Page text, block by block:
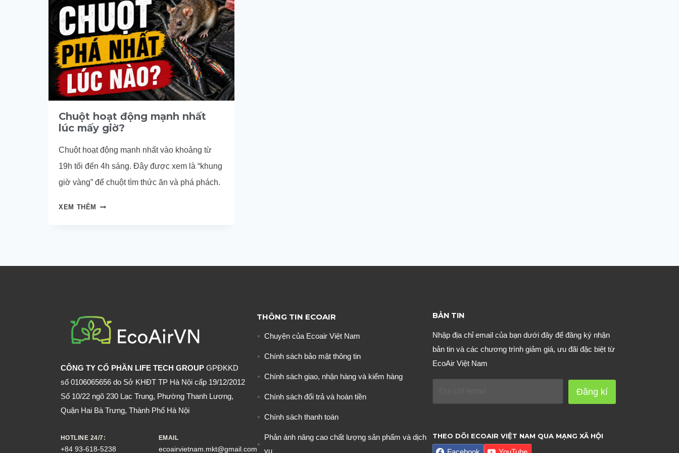
Chuột hoạt động mạnh nhất
lúc mấy giờ?
Chuột hoạt động mạnh nhất vào khoảng từ
19h tối đến 4h sáng. Đây được xem là “khung
giờ vàng” để chuột tìm thức ăn và phá phách.
XEM THÊM
CHUỘT
LÚC
CÔNG TY CỔ PHẦN LIFE TECH GROUP GPĐKKD
số 0106065656 do Sở KHĐT TP Hà Nội cấp 19/12/2012
Số 10/22 ngõ 230 Lạc Trung, Phường Thanh Lương,
Quận Hai Bà Trưng, Thành Phố Hà Nội
HOTLINE 24/7:
+84 93-618-5238
EMAIL
ecoairvietnam.mkt@gmail.com
THÔNG TIN ECOAIR
Chuyện của Ecoair Việt Nam
Chính sách bảo mật thông tin
Chính sách giao, nhận hàng và kiểm hàng
Chính sách đổi trả và hoàn tiền
Chính sách thanh toán
Phản ánh nâng cao chất lượng sản phẩm và dịch
vụ
BẢN TIN
Nhập địa chỉ email của bạn dưới đây để đăng ký nhận
bản tin và các chương trình giảm giá, ưu đãi đặc biệt từ
EcoAir Việt Nam
Đăng kí
THEO DÕI ECOAIR VIỆT NAM QUA MẠNG XÃ HỘI